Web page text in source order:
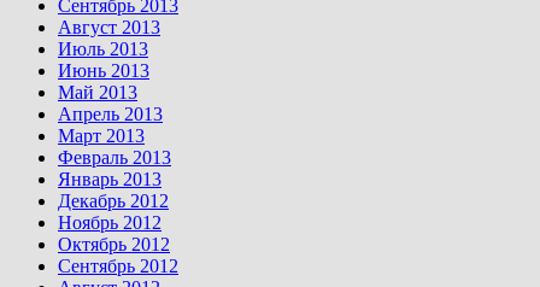
Сентябрь 2013
Август 2013
Июль 2013
Июнь 2013
Май 2013
Апрель 2013
Март 2013
Февраль 2013
Январь 2013
Декабрь 2012
Ноябрь 2012
Октябрь 2012
Сентябрь 2012